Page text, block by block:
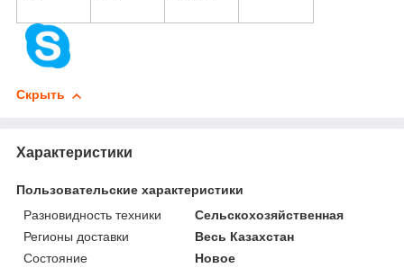
Скрыть
Характеристики
Пользовательские характеристики
Разновидность техники
Сельскохозяйственная
Регионы доставки
Весь Казахстан
Состояние
Новое